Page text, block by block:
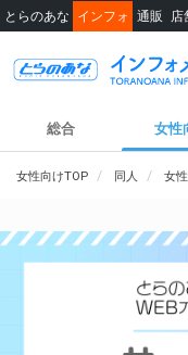
とらのあな インフォ 通販 店
総合 女性
女性向けTOP 同人 女